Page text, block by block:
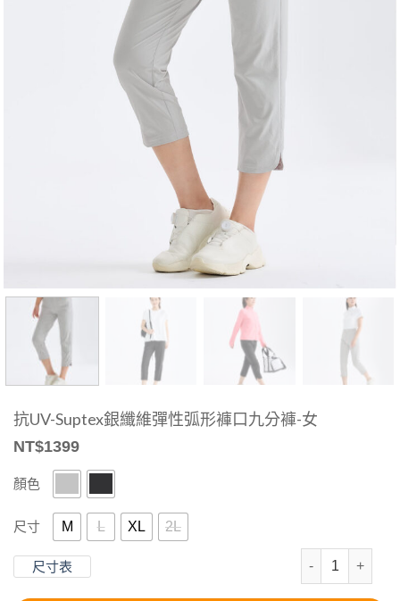
抗UV-Suptex銀纖維彈性弧形褲口九分褲-女
NT$1399
顏色
尺寸 M L XL 2L
尺寸表
抗UV-Suptex